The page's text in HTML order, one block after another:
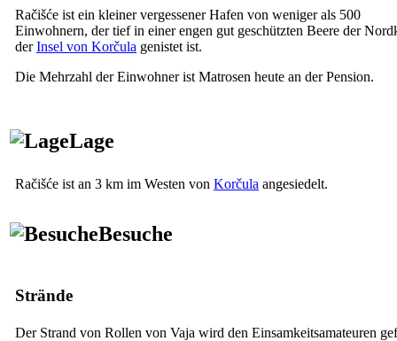
Račišće ist ein kleiner vergessener Hafen von weniger als 500
Einwohnern, der tief in einer engen gut geschützten Beere der
derInsel von Korčula genistet ist.
Die Mehrzahl der Einwohner ist Matrosen heute an der Pension.
Lage
Račišće ist an 3 km im Westen von Korčula angesiedelt.
Besuche
Strände
Der Strand von Rollen von Vaja wird den Einsamkeitsamateuren